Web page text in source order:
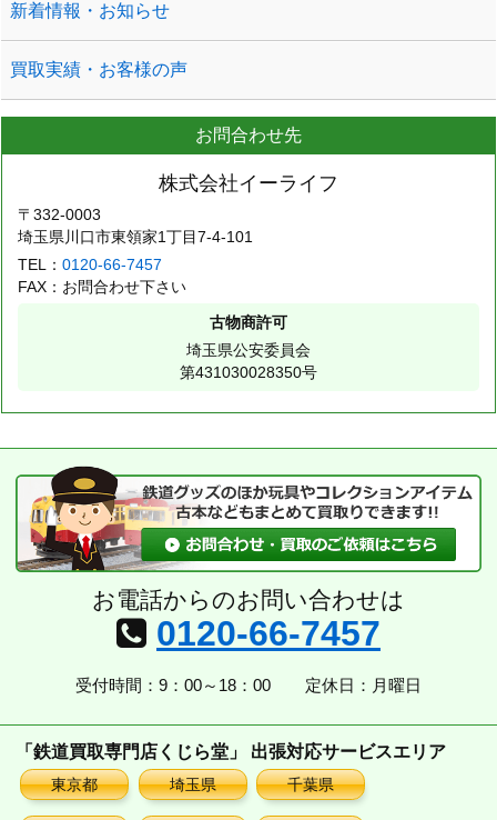
新着情報・お知らせ
買取実績・お客様の声
お問合わせ先
株式会社イーライフ
〒332-0003
埼玉県川口市東領家1丁目7-4-101
TEL：0120-66-7457
FAX：お問合わせ下さい
古物商許可
埼玉県公安委員会
第431030028350号
お電話からのお問い合わせは
0120-66-7457
受付時間：9：00～18：00 定休日：月曜日
「鉄道買取専門店くじら堂」 出張対応サービスエリア
東京都 埼玉県 千葉県